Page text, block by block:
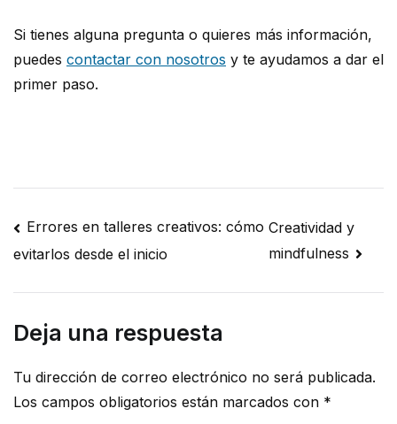
Si tienes alguna pregunta o quieres más información,
puedes contactar con nosotros y te ayudamos a dar el
primer paso.
Navegación
de
Errores en talleres creativos: cómo
evitarlos desde el inicio
Creatividad y
mindfulness
Deja una respuesta
Tu dirección de correo electrónico no será publicada.
Los campos obligatorios están marcados con *